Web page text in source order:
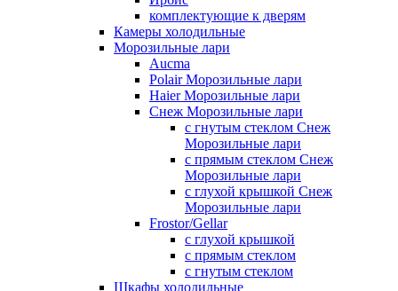
комплектующие к дверям
Камеры холодильные
Морозильные лари
Aucma
Polair Морозильные лари
Haier Морозильные лари
Снеж Морозильные лари
с гнутым стеклом Снеж
Морозильные лари
с прямым стеклом Снеж
Морозильные лари
с глухой крышкой Снеж
Морозильные лари
Frostor/Gellar
с глухой крышкой
с прямым стеклом
с гнутым стеклом
Шкафы холодильные